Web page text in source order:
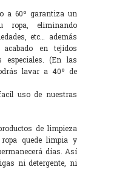
a 60º garantiza un
ropa, eliminando
etc… además
en tejidos
especiales. (En las
lavar a 40º de
uso de nuestras
de limpieza
quede limpia y
días. Así
ni detergente, ni